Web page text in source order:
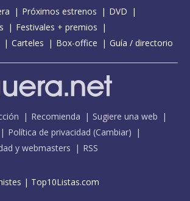
Próximos estrenos
DVD
Festivales + premios
Carteles Box-office Guía / directorio
Recomienda
Sugiere una web
Política de privacidad (Cambiar)
y webmasters RSS
| Top10Listas.com